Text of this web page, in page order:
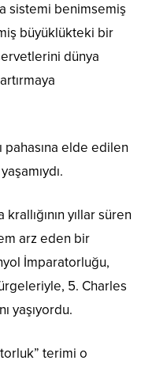
sistemi benimsemiş
büyüklükteki bir
dünya
pahasına elde edilen
yıllar süren
arz eden bir
İmparatorluğu,
5. Charles
yaşıyordu.
terimi o